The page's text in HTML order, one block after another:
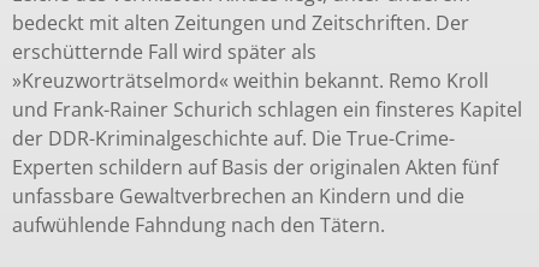
bedeckt mit alten Zeitungen und Zeitschriften. Der
erschütternde Fall wird später als
»Kreuzworträtselmord« weithin bekannt. Remo Kroll
und Frank-Rainer Schurich schlagen ein finsteres Kapitel
der DDR-Kriminalgeschichte auf. Die True-Crime-
Experten schildern auf Basis der originalen Akten fünf
unfassbare Gewaltverbrechen an Kindern und die
aufwühlende Fahndung nach den Tätern.